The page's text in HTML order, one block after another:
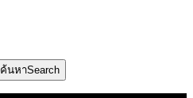
ค้นหาSearch